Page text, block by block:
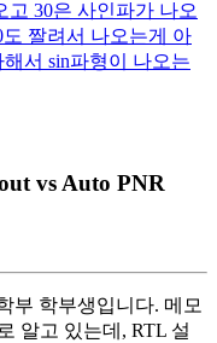
고 30은 사인파가 나오
짤려서 나오는게 아
서 sin파형이 나오는
vs Auto PNR
부 학부생입니다. 메모
알고 있는데, RTL 설